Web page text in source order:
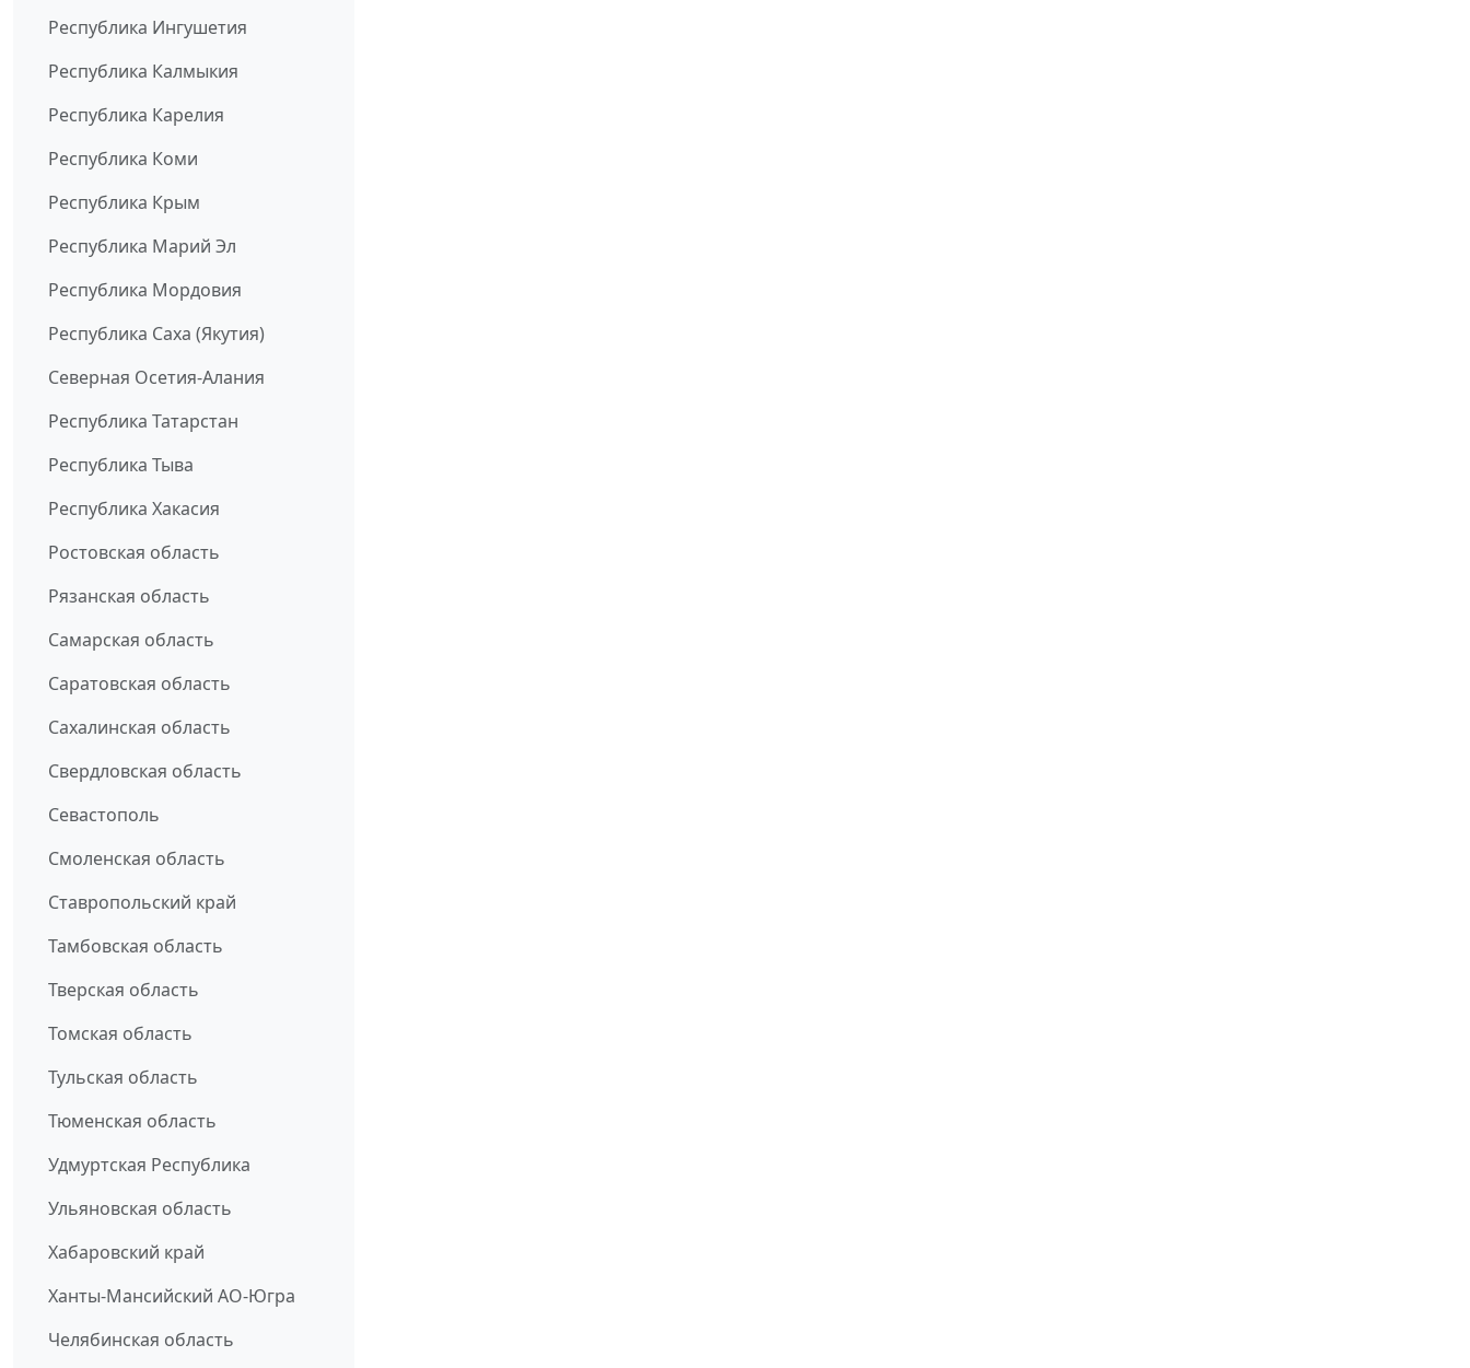
Республика Ингушетия
Республика Калмыкия
Республика Карелия
Республика Коми
Республика Крым
Республика Марий Эл
Республика Мордовия
Республика Саха (Якутия)
Северная Осетия-Алания
Республика Татарстан
Республика Тыва
Республика Хакасия
Ростовская область
Рязанская область
Самарская область
Саратовская область
Сахалинская область
Свердловская область
Севастополь
Смоленская область
Ставропольский край
Тамбовская область
Тверская область
Томская область
Тульская область
Тюменская область
Удмуртская Республика
Ульяновская область
Хабаровский край
Ханты-Мансийский АО-Югра
Челябинская область